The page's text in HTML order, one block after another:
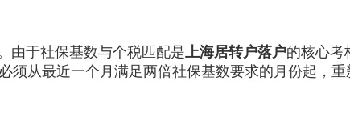
于社保基数与个税匹配是上海居转户落户的核心考
从最近一个月满足两倍社保基数要求的月份起，